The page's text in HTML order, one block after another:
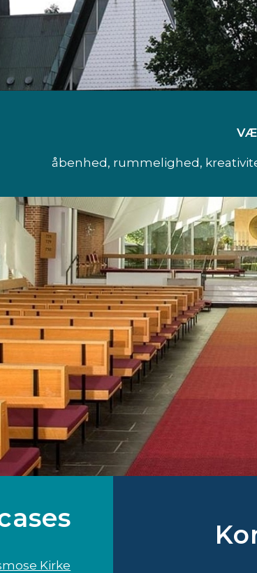
åbenhed, rummelighed,
Kirke